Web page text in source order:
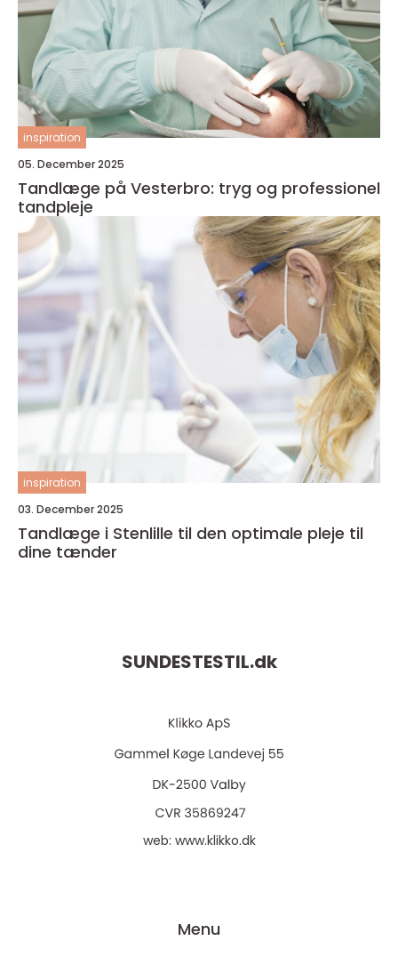
inspiration
05. December 2025
Tandlæge på Vesterbro: tryg og professionel
tandpleje
inspiration
03. December 2025
Tandlæge i Stenlille til den optimale pleje til
dine tænder
SUNDESTESTIL.dk
web: www.klikko.dk
Menu